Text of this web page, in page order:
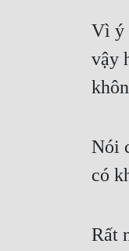
Vì ý
vậy
Nói
có
Rất